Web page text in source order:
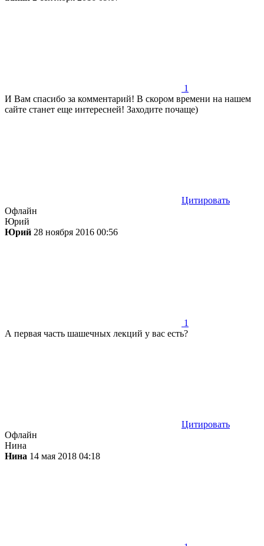
1
И Вам спасибо за комментарий! В скором времени на нашем
сайте станет еще интересней! Заходите почаще)
Цитировать
Офлайн
Юрий
Юрий 28 ноября 2016 00:56
1
А первая часть шашечных лекций у вас есть?
Цитировать
Офлайн
Нина
Нина 14 мая 2018 04:18